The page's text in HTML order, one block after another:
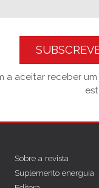
aceitar receber
Sobre a revista
Suplemento energuia